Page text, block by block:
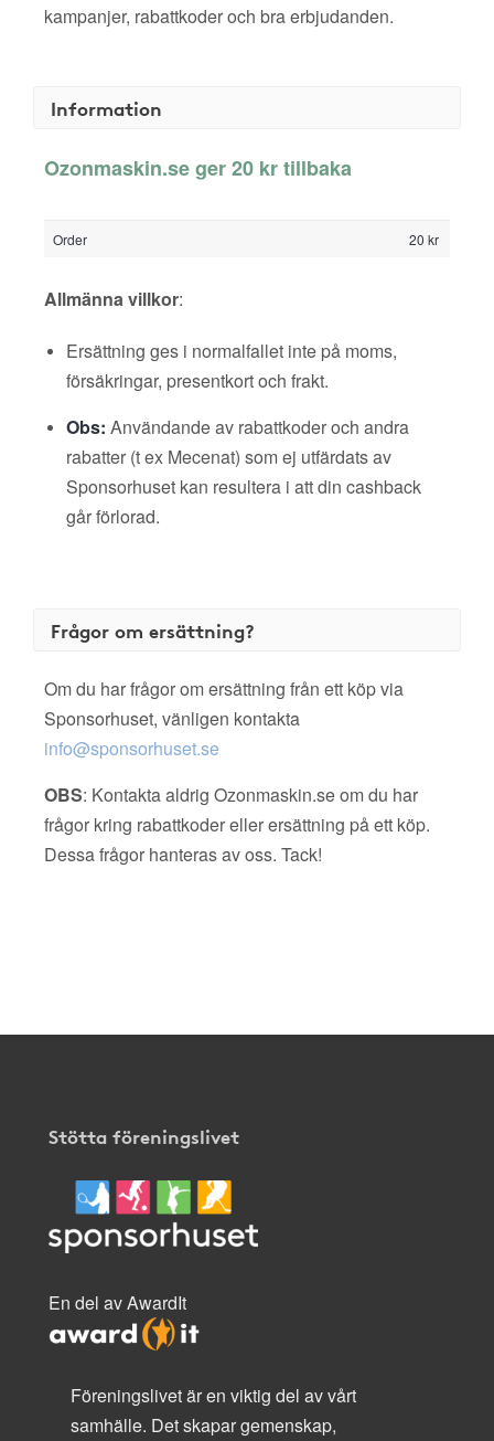
kampanjer, rabattkoder och bra erbjudanden.
Information
Ozonmaskin.se ger 20 kr tillbaka
Order 20 kr
Allmänna villkor:
Ersättning ges i normalfallet inte på moms,
försäkringar, presentkort och frakt.
Obs: Användande av rabattkoder och andra
rabatter (t ex Mecenat) som ej utfärdats av
Sponsorhuset kan resultera i att din cashback
går förlorad.
Frågor om ersättning?
Om du har frågor om ersättning från ett köp via
Sponsorhuset, vänligen kontakta
info@sponsorhuset.se
OBS: Kontakta aldrig Ozonmaskin.se om du har
frågor kring rabattkoder eller ersättning på ett köp.
Dessa frågor hanteras av oss. Tack!
Stötta föreningslivet
En del av AwardIt
Föreningslivet är en viktig del av vårt
samhälle. Det skapar gemenskap,